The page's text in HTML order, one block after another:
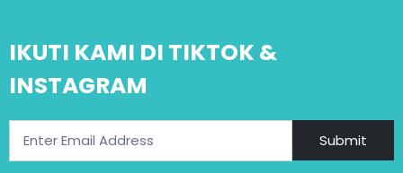
IKUTI KAMI DI TIKTOK &
INSTAGRAM
Submit